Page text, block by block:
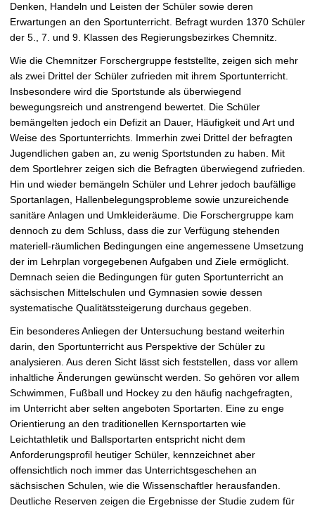
Denken, Handeln und Leisten der Schüler sowie deren
Erwartungen an den Sportunterricht. Befragt wurden 1370 Schüler
der 5., 7. und 9. Klassen des Regierungsbezirkes Chemnitz.
Wie die Chemnitzer Forschergruppe feststellte, zeigen sich mehr
als zwei Drittel der Schüler zufrieden mit ihrem Sportunterricht.
Insbesondere wird die Sportstunde als überwiegend
bewegungsreich und anstrengend bewertet. Die Schüler
bemängelten jedoch ein Defizit an Dauer, Häufigkeit und Art und
Weise des Sportunterrichts. Immerhin zwei Drittel der befragten
Jugendlichen gaben an, zu wenig Sportstunden zu haben. Mit
dem Sportlehrer zeigen sich die Befragten überwiegend zufrieden.
Hin und wieder bemängeln Schüler und Lehrer jedoch baufällige
Sportanlagen, Hallenbelegungsprobleme sowie unzureichende
sanitäre Anlagen und Umkleideräume. Die Forschergruppe kam
dennoch zu dem Schluss, dass die zur Verfügung stehenden
materiell-räumlichen Bedingungen eine angemessene Umsetzung
der im Lehrplan vorgegebenen Aufgaben und Ziele ermöglicht.
Demnach seien die Bedingungen für guten Sportunterricht an
sächsischen Mittelschulen und Gymnasien sowie dessen
systematische Qualitätssteigerung durchaus gegeben.
Ein besonderes Anliegen der Untersuchung bestand weiterhin
darin, den Sportunterricht aus Perspektive der Schüler zu
analysieren. Aus deren Sicht lässt sich feststellen, dass vor allem
inhaltliche Änderungen gewünscht werden. So gehören vor allem
Schwimmen, Fußball und Hockey zu den häufig nachgefragten,
im Unterricht aber selten angeboten Sportarten. Eine zu enge
Orientierung an den traditionellen Kernsportarten wie
Leichtathletik und Ballsportarten entspricht nicht dem
Anforderungsprofil heutiger Schüler, kennzeichnet aber
offensichtlich noch immer das Unterrichtsgeschehen an
sächsischen Schulen, wie die Wissenschaftler herausfanden.
Deutliche Reserven zeigen die Ergebnisse der Studie zudem für